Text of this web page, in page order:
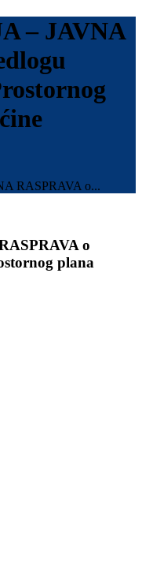
– JAVNA
RASPRAVA o...
o
plana